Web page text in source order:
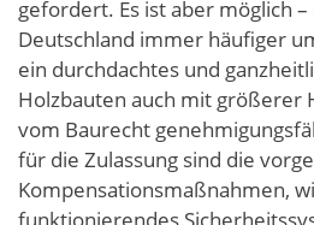
gefordert. Es ist aber möglich
Deutschland immer häufiger
ein durchdachtes und
Holzbauten auch mit größerer
vom Baurecht
für die Zulassung sind die
Kompensationsmaßnahmen,